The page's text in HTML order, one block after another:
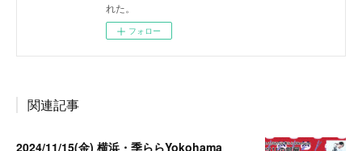
れた。
フォロー
関連記事
2024/11/15(金) 横浜・季ららYokohama